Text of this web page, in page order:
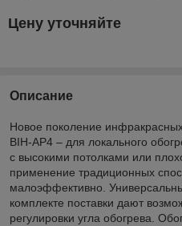
Цену уточняйте
Описание
Новое поколение
BIH-AP4 – для локального
с высокими потолками или
применение традиционных
малоэффективно.
комплекте поставки дают
регулировки угла обогрева.